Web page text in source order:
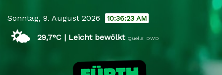
content
Sonntag, 9. August 2026 10:36:23 AM
🌤️ 29,7°C | Leicht bewölkt Quelle: DWD